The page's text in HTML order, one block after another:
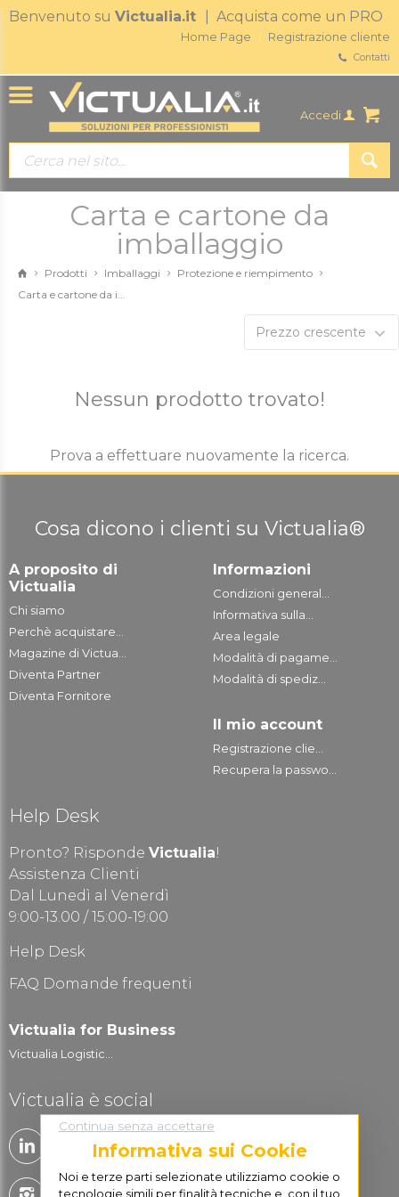
Benvenuto su Victualia.it | Acquista come un PRO
Home Page Registrazione cliente
Contatti
Accedi
Carta e cartone da
imballaggio
Prodotti Imballaggi
Protezione e riempimento
Carta e cartone da i...
Prezzo crescente
Nessun prodotto trovato!
Prova a effettuare nuovamente la ricerca.
Cosa dicono i clienti su Victualia®
A proposito di
Victualia
Chi siamo
Perchè acquistare...
Magazine di Victua...
Diventa Partner
Diventa Fornitore
Informazioni
Condizioni general...
Informativa sulla...
Area legale
Modalità di pagame...
Modalità di spediz...
Il mio account
Registrazione clie...
Recupera la passwo...
Help Desk
Pronto? Risponde Victualia!
Assistenza Clienti
Dal Lunedì al Venerdì
9:00-13.00 / 15:00-19:00
Help Desk
FAQ Domande frequenti
Victualia for Business
Victualia Logistic...
Victualia è social
Continua senza accettare
Informativa sui Cookie
Noi e terze parti selezionate utilizziamo cookie o
tecnologie simili per finalità tecniche e, con il tuo